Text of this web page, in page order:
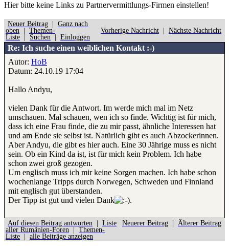
Hier bitte keine Links zu Partnervermittlungs-Firmen einstellen!
Neuer Beitrag
Ganz nach
oben
Themen-
Liste
Suchen Einloggen
Vorherige Nachricht Nächste Nachricht
Re: Ich suche einen weiblichen Kontakt :-)
Autor: HoB
Datum: 24.10.19 17:04
Hallo Andyu,
vielen Dank für die Antwort. Im werde mich mal im Netz
umschauen. Mal schauen, wen ich so finde. Wichtig ist für mich,
dass ich eine Frau finde, die zu mir passt, ähnliche Interessen hat
und am Ende sie selbst ist. Natürlich gibt es auch Abzockerinnen.
Aber Andyu, die gibt es hier auch. Eine 30 Jährige muss es nicht
sein. Ob ein Kind da ist, ist für mich kein Problem. Ich habe
schon zwei groß gezogen.
Um englisch muss ich mir keine Sorgen machen. Ich habe schon
wochenlange Tripps durch Norwegen, Schweden und Finnland
mit englisch gut überstanden.
Der Tipp ist gut und vielen Dank
.
Auf diesen Beitrag antworten
Liste
aller Rumänien-Foren
Themen-
Liste
alle Beiträge anzeigen
Neuerer Beitrag Älterer Beitrag